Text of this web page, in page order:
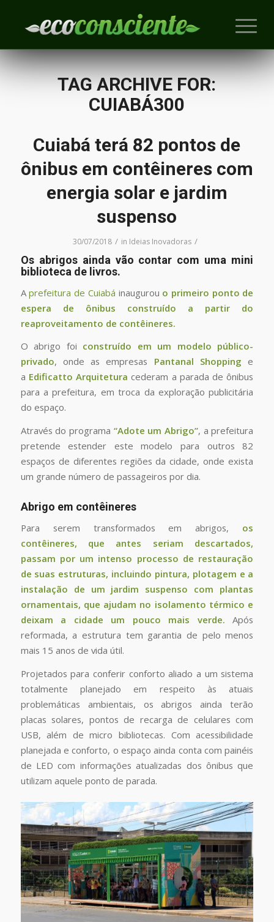
TAG ARCHIVE FOR:
CUIABÁ300
Cuiabá terá 82 pontos de
ônibus em contêineres com
energia solar e jardim
suspenso
30/07/2018 / in Ideias Inovadoras /
Os abrigos ainda vão contar com uma mini
biblioteca de livros.
Aprefeitura de Cuiabá inaugurou o primeiro ponto de
espera de ônibus construído a partir do
reaproveitamento de contêineres.
O abrigo foi construído em um modelo público-
privado, onde as empresas Pantanal Shopping e
a Edificatto Arquiteturacederam a parada de ônibus
para a prefeitura, em troca da exploração publicitária
do espaço.
Através do programa “Adote um Abrigo”, a prefeitura
pretende estender este modelo para outros 82
espaços de diferentes regiões da cidade, onde exista
um grande número de passageiros por dia.
Abrigo em contêineres
Para serem transformados em abrigos, os
contêineres, que antes seriam descartados,
passam por um intenso processo de restauração
de suas estruturas, incluindo pintura, plotagem e a
instalação de um jardim suspenso com plantas
ornamentais, que ajudam no isolamento térmico e
deixam a cidade um pouco mais verde. Após
reformada, a estrutura tem garantia de pelo menos
mais 15 anos de vida útil.
Projetados para conferir conforto aliado a um sistema
totalmente planejado em respeito às atuais
problemáticas ambientais, os abrigos ainda terão
placas solares, pontos de recarga de celulares com
USB, além de micro bibliotecas. Com acessibilidade
planejada e conforto, o espaço ainda conta com painéis
de LED com informações atualizadas dos ônibus que
utilizam aquele ponto de parada.